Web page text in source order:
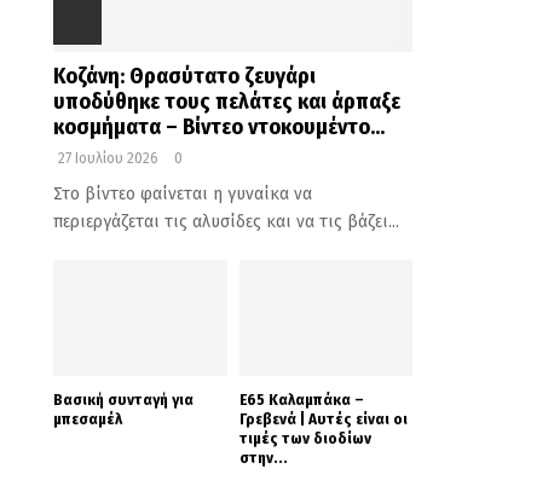
Κοζάνη: Θρασύτατο ζευγάρι
υποδύθηκε τους πελάτες και άρπαξε
κοσμήματα – Βίντεο ντοκουμέντο...
27 Ιουλίου 2026 0
Στο βίντεο φαίνεται η γυναίκα να
περιεργάζεται τις αλυσίδες και να τις βάζει...
Βασική συνταγή για
μπεσαμέλ
Ε65 Καλαμπάκα –
Γρεβενά | Αυτές είναι οι
τιμές των διοδίων
στην...